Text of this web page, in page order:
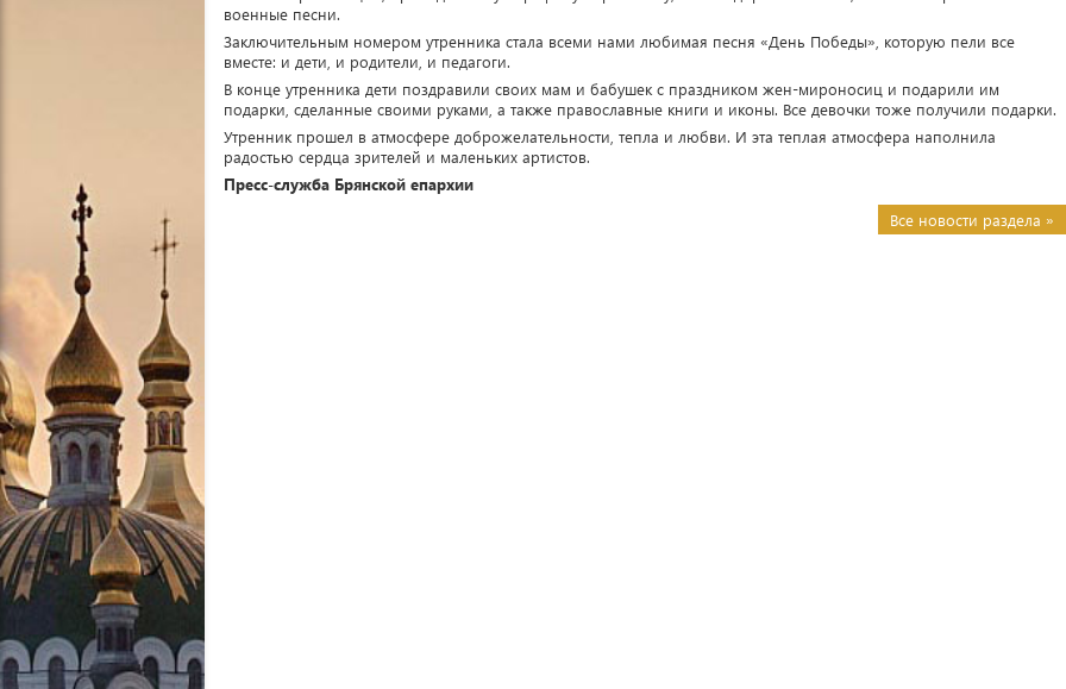
военные песни.
Заключительным номером утренника стала всеми нами любимая песня «День Победы», которую пели все
вместе: и дети, и родители, и педагоги.
В конце утренника дети поздравили своих мам и бабушек с праздником жен-мироносиц и подарили им
подарки, сделанные своими руками, а также православные книги и иконы. Все девочки тоже получили подарки.
Утренник прошел в атмосфере доброжелательности, тепла и любви. И эта теплая атмосфера наполнила
радостью сердца зрителей и маленьких артистов.
Пресс-служба Брянской епархии
Все новости раздела »